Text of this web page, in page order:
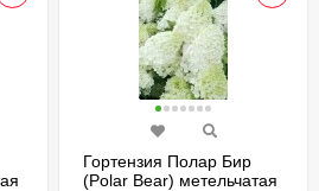
Гортензия Полар Бир
(Polar Bear) метельчатая